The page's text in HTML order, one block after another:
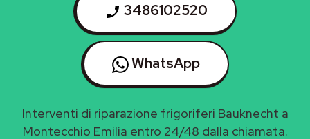
3486102520
WhatsApp
Interventi di riparazione frigoriferi Bauknecht a
Montecchio Emilia entro 24/48 dalla chiamata.